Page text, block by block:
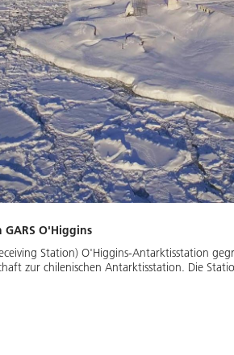
O'Higgins
Station) O'Higgins-Antarktisstation
zur chilenischen Antarktisstation. Die